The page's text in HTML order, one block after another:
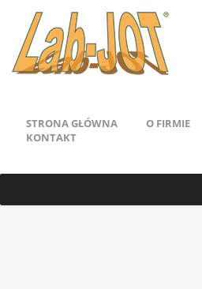
STRONA GŁÓWNA O FIRMIE
KONTAKT